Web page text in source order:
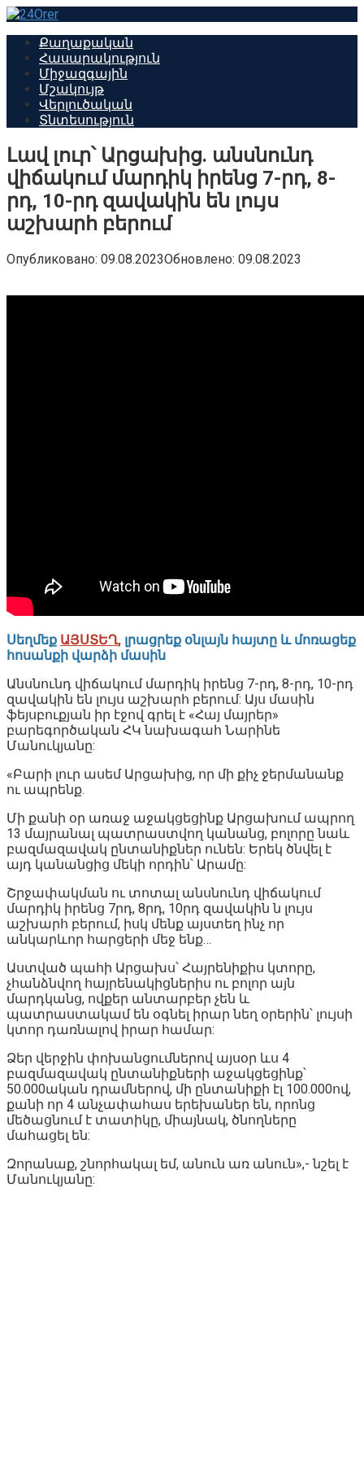
Перейти
контентуՔաղաքական
Հասարակություն
Միջազգային
Մշակույթ
Վերլուծական
Տնտեսություն
Լավ լուր՝ Արցախից. անսնունդ
վիճակում մարդիկ իրենց 7-րդ, 8-
րդ, 10-րդ զավակին են լույս
աշխարհ բերում
Опубликовано: 09.08.2023Обновлено: 09.08.2023
Սեղմեք ԱՅՍՏԵՂ, լրացրեք օնլայն հայտը և մոռացեք
հոսանքի վարձի մասին
Անսնունդ վիճակում մարդիկ իրենց 7-րդ, 8-րդ, 10-րդ
զավակին են լույս աշխարհ բերում: Այս մասին
ֆեյսբուքյան իր էջով գրել է «Հայ մայրեր»
բարեգործական ՀԿ նախագահ Նարինե
Մանուկյանը:
«Բարի լուր ասեմ Արցախից, որ մի քիչ ջերմանանք
ու ապրենք.
Մի քանի օր առաջ աջակցեցինք Արցախում ապրող
13 մայրանալ պատրաստվող կանանց, բոլորը նաև
բազմազավակ ընտանիքներ ունեն: Երեկ ծնվել է
այդ կանանցից մեկի որդին՝ Արամը:
Շրջափակման ու տոտալ անսնունդ վիճակում
մարդիկ իրենց 7րդ, 8րդ, 10րդ զավակին ն լույս
աշխարհ բերում, իսկ մենք այստեղ ինչ որ
անկարևոր հարցերի մեջ ենք…
Աստված պահի Արցախս՝ Հայրենիքիս կտորը,
չհանձնվող հայրենակիցներիս ու բոլոր այն
մարդկանց, ովքեր անտարբեր չեն և
պատրաստակամ են օգնել իրար նեղ օրերին՝ լույսի
կտոր դառնալով իրար համար:
Ձեր վերջին փոխանցումներով այսօր ևս 4
բազմազավակ ընտանիքների աջակցեցինք՝
50.000ական դրամներով, մի ընտանիքի էլ 100.000ով,
քանի որ 4 անչափահաս երեխաներ են, որոնց
մեծացնում է տատիկը, միայնակ, ծնողները
մահացել են:
Զորանաք, շնորհակալ եմ, անուն առ անուն»,- նշել է
Մանուկյանը: